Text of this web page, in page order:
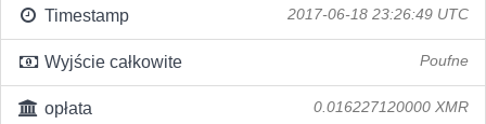
Timestamp 2017-06-18 23:26:49 UTC
Wyjście całkowite Poufne
opłata 0.016227120000 XMR